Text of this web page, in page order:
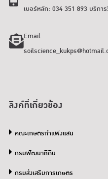
เบอร์หลัก: 034 351 893 บริกา
Email
ลิงค์ที่เกี่ยวข้อง
คณะเกษตรกำแพงแสน
กรมพัฒนาที่ดิน
กรมส่งเสริมการเกษตร